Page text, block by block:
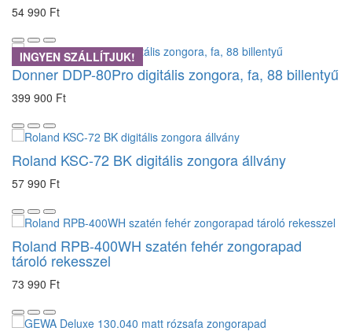
54 990 Ft
INGYEN SZÁLLÍTJUK!
Donner DDP-80Pro digitális zongora, fa, 88 billentyű
399 900 Ft
Roland KSC-72 BK digitális zongora állvány
57 990 Ft
Roland RPB-400WH szatén fehér zongorapad
tároló rekesszel
73 990 Ft